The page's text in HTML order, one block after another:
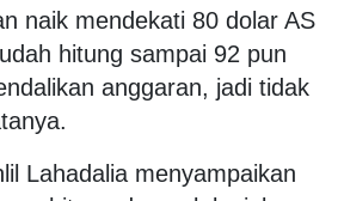
naik mendekati 80 dolar AS
hitung sampai 92 pun
anggaran, jadi tidak
Lahadalia menyampaikan